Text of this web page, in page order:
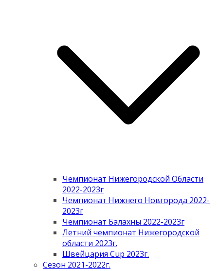
Чемпионат Нижегородской Области
2022-2023г
Чемпионат Нижнего Новгорода 2022-
2023г
Чемпионат Балахны 2022-2023г
Летний чемпионат Нижегородской
области 2023г.
Швейцария Cup 2023г.
Сезон 2021-2022г.